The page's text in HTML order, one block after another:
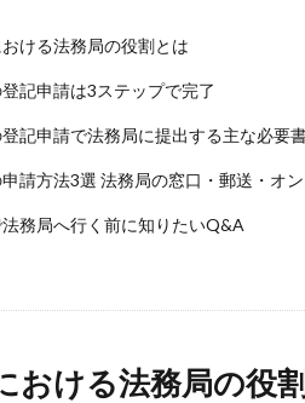
ける法務局の役割とは
記申請は3ステップで完了
記申請で法務局に提出する主な必要
請方法3選 法務局の窓口・郵送・オ
務局へ行く前に知りたいQ&A
おける法務局の役